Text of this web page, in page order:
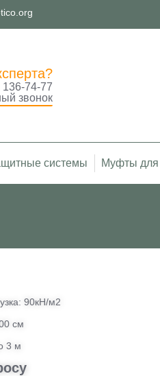
136-74-77
звонок
системы Муфты для
90кН/м2
см
3 м